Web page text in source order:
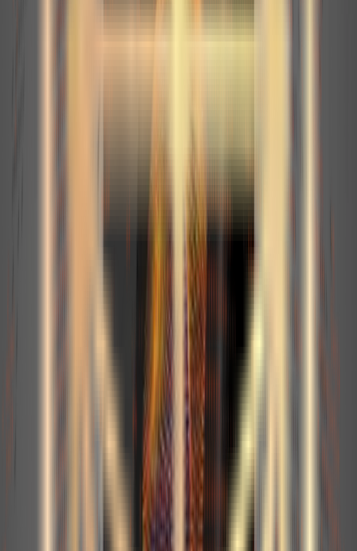
fréquentes
Qdrant ou PGVector : lequel choisir ?
Comment mettre à jour l’index proprement ?
Quand éviter une base vectorielle ?